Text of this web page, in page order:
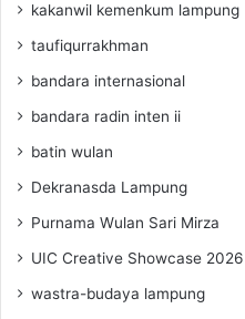
kakanwil kemenkum lampung
taufiqurrakhman
bandara internasional
bandara radin inten ii
batin wulan
Dekranasda Lampung
Purnama Wulan Sari Mirza
UIC Creative Showcase 2026
wastra-budaya lampung